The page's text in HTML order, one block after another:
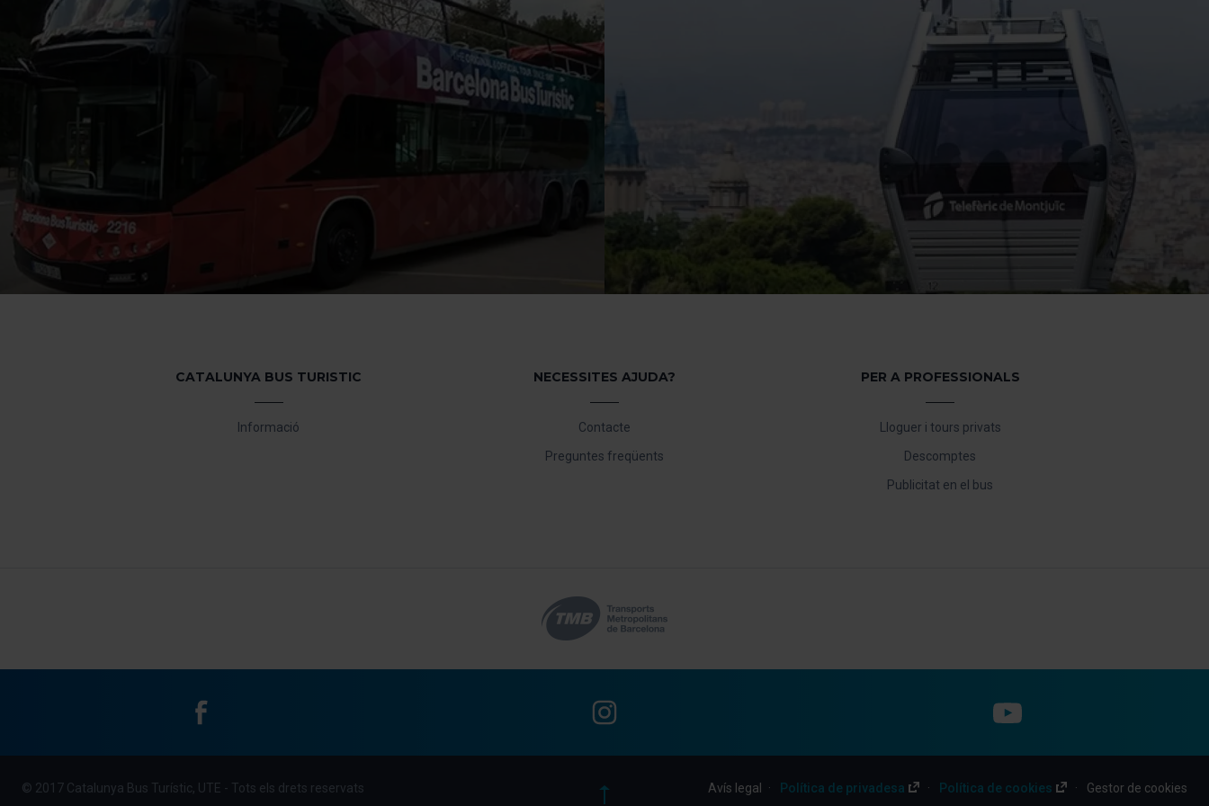
CATALUNYA BUS TURISTIC
Informació
NECESSITES AJUDA?
Contacte
Preguntes freqüents
PER A PROFESSIONALS
Lloguer i tours privats
Descomptes
Publicitat en el bus
Menu
© 2017 Catalunya Bus Turístic, UTE - Tots els drets reservats Avís legal Política de privadesa Política de cookies Gestor de cookies